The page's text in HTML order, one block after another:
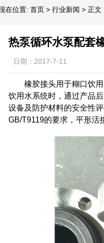
在位置: 首页 > 行业新闻 > 正文
热泵循环水泵配套
日期：2017-7-11
橡胶接头用于糊口饮用
饮用水系统时，通过产品
设备及防护材料的安全性
GB/T9119的要求，平形活